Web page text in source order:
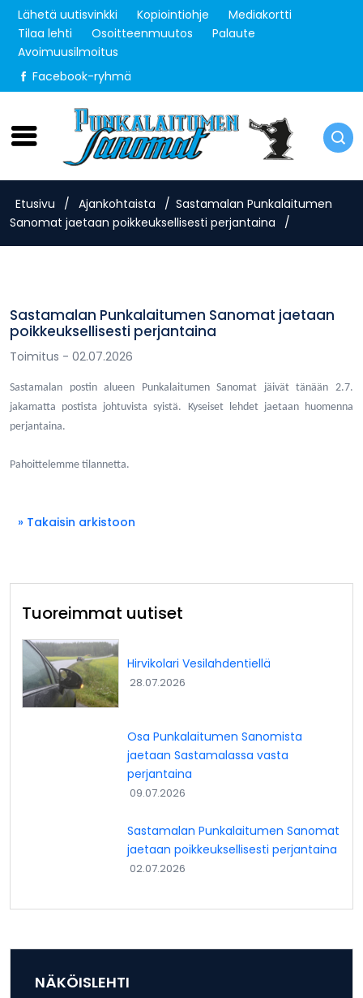
Lähetä uutisvinkki Kopiointiohje
Mediakortti
Tilaa lehti
Osoitteenmuutos
Palaute
Avoimuusilmoitus
Facebook-ryhmä
Lauantai 8.8.2026
Etusivu / Ajankohtaista / Sastamalan Punkalaitumen
Sanomat jaetaan poikkeuksellisesti perjantaina
/
Sastamalan Punkalaitumen Sanomat jaetaan
poikkeuksellisesti perjantaina
Toimitus - 02.07.2026
Sastamalan postin alueen Punkalaitumen Sanomat jäivät tänään 2.7.
jakamatta postista johtuvista syistä. Kyseiset lehdet jaetaan huomenna
perjantaina.
Pahoittelemme tilannetta.
» Takaisin arkistoon
Tuoreimmat uutiset
Hirvikolari Vesilahdentiellä
28.07.2026
Osa Punkalaitumen Sanomista
jaetaan Sastamalassa vasta
perjantaina
09.07.2026
Sastamalan Punkalaitumen Sanomat
jaetaan poikkeuksellisesti perjantaina
02.07.2026
NÄKÖISLEHTI